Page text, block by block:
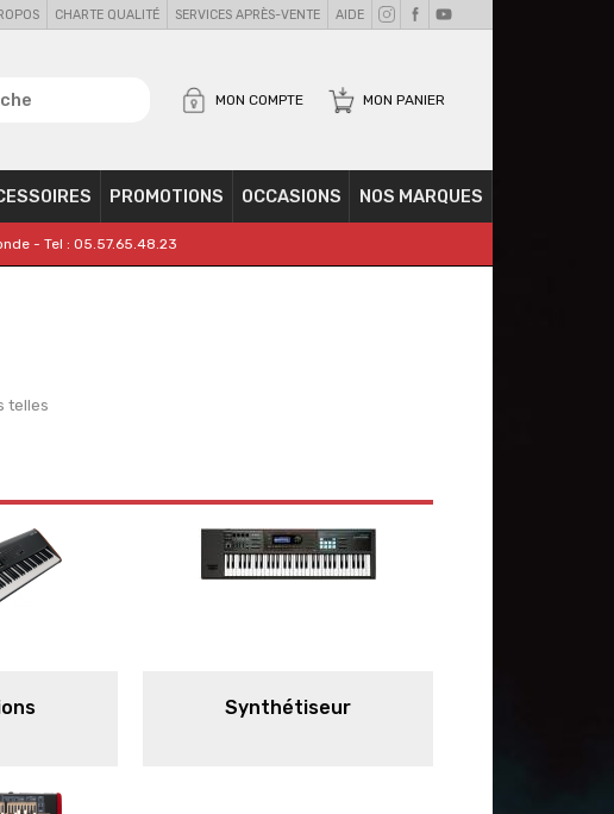
CHARTE QUALITÉ SERVICES APRÈS-VENTE AIDE
MON PANIER
MON COMPTE
PROMOTIONS OCCASIONS NOS MARQUES
- Tel : 05.57.65.48.23
telles
Synthétiseur